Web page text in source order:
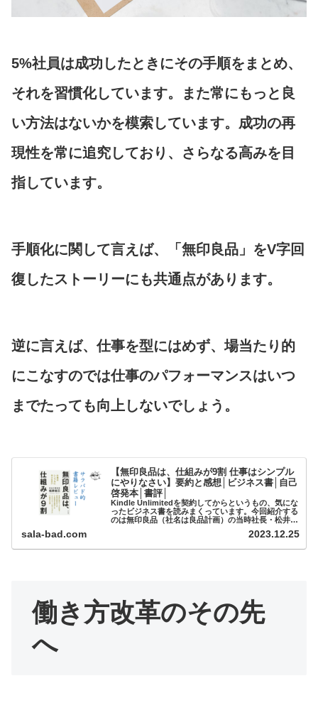
5%社員は成功したときにその手順をまとめ、
それを習慣化しています。
また常にもっと良
い方法はないかを模索しています。成功の再
現性を常に追究しており、さらなる高みを目
指しています。
手順化に関して言えば、「無印良品」をV字回
復したストーリーにも共通点があります。
逆に言えば、仕事を型にはめず、場当たり的
にこなすのでは仕事のパフォーマンスはいつ
までたっても向上しないでしょう。
【無印良品は、仕組みが9割 仕事はシンプル
にやりなさい】要約と感想│ビジネス書│自己
啓発本│書評│
Kindle Unlimitedを契約してからというもの、気にな
ったビジネス書を読みまくっています。今回紹介する
のは無印良品（社名は良品計画）の当時社長・松井忠
sala-bad.com 2023.12.25
働き方改革のその先
へ